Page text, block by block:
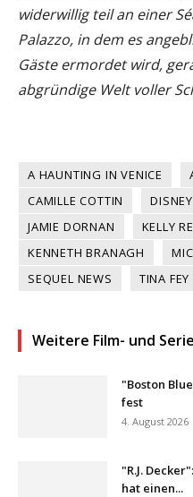
widerwillig teil an einer
Palazzo, in dem es
Gäste ermordet wird,
abgründige Welt voller
A HAUNTING IN VENICE
CAMILLE COTTIN
JAMIE DORNAN
KELLY
KENNETH BRANAGH
SEQUEL NEWS
TINA FEY
Weitere Film- und
"Boston
fest
4. August 2026
"R.J.
hat einen...